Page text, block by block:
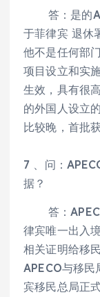
答：是的
于菲律宾 退休
他不是任何部
项目设立和实
生效，具有很
的外国人设立
比较晚，首批
7 、问：
据？
答：
律宾唯一出入
相关证明给移
APECO与移民
宾移民总局正